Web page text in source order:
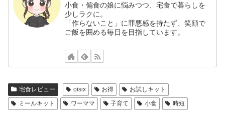
小食・偏食の娘に悩みつつ、宅食で暮らしを
少しラクに。
「作らないこと」に罪悪感を持たず、笑顔で
ご飯を囲める毎日を目指しています。
宅食レビュー oisix お得
お試しキット
ミールキット
ワーママ 子育て 小食 時短